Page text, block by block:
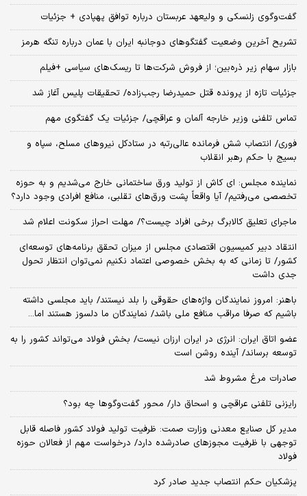
گفت‌وگوی زلنسکی و ولیعهد عربستان درباره توافق پهپادی + جزئیات
تشریح آخرین وضعیت گفتگوهای دوجانبه ایران با عمان درباره تنگه هرمز
بازار سهام زیر ذره‌بین؛ از فروش شرکت‌ها تا ریسک‌های سیاسی +فیلم
جزئیات تازه از پرونده قتل حمیدرضا رجب‌زاده/ تحقیقات پلیس آغاز شد
تماس تلفنی وزیر خارجه آلمان و عراقچی/ جزئیات یک گفتگوی مهم
فوری/ انتصاب شش فرمانده عالی‌رتبه در ستادکل نیروهای مسلح، سپاه و
بسیج با حکم رهبر انقلاب
نماینده مجلس: ای‌ کاش از تولید ورق ساختمانی خارج می‌شدیم و به حوزه
تخصصی می‌رفتیم/ آیا واقعاً پشت ورق‌های تقلبی، منافع افرادی وجود دارد؟
ماجرای تعلیق کالابرگ برخی افراد چیست؟/ مهلت احراز سکونت اعلام شد
انتقاد دبیر کمیسیون اقتصادی مجلس از میزان تحقق برنامه‌های توسعه‌ای
کشور/ تا زمانی که به بخش خصوصی اعتماد نکنیم نمی‌توان انتظار تحول
جدی داشت
باهنر: امروز نمایندگان واژه‌های حقوقی را بلد نیستند/ باید مجلسی داشته
باشیم که صرفا مراقب منافع ملی باشد/ نمایندگان ما دلسوز هستند اما...
عضو اتاق ایران: انرژی در ایران ارزان نیست/ بخش فولاد می‌تواند کشور را به
توسعه برساند/ آینده روشن است
صادرات مرغ مشروط شد
رایزنی تلفنی عراقچی و اسحاق دار/ محور گفت‌وگوها چه بود؟
مدیر کل صنایع معدنی وزارت صمت: ظرفیت تولید فولاد کشور فاصله قابل‌
توجهی با ظرفیت مجوزهای صادرشده دارد/ درخواست مهم از فعالان حوزه
فولاد
پزشکیان حکم انتصاب جدید صادر کرد